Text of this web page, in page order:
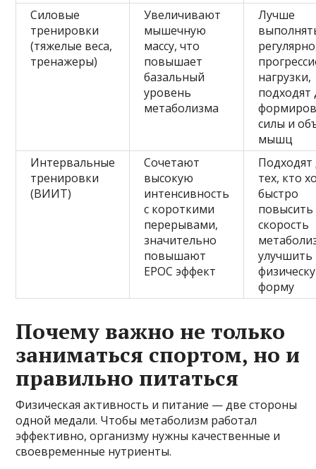
Силовые
тренировки
(тяжелые веса,
тренажеры)
Увеличивают
мышечную
массу, что
повышает
базальный
уровень
метаболизма
Лучше
нагрузки,
подходят
силы и
мышц
Интервальные
тренировки
(ВИИТ)
Сочетают
высокую
интенсивность
с короткими
перерывами,
значительно
повышают
EPOC эффект
Подходят
тех, кто
быстро
повысить
скорость
улучшить
форму
Почему важно не только
заниматься спортом, но и
правильно питаться
Физическая активность и питание — две стороны
одной медали. Чтобы метаболизм работал
эффективно, организму нужны качественные и
своевременные нутриенты.